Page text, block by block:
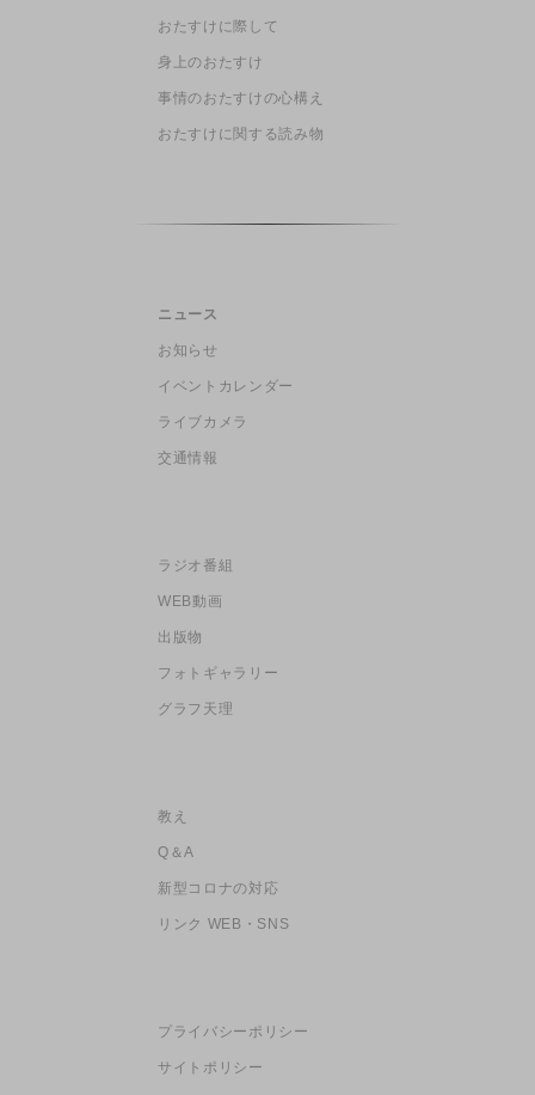
おたすけに際して
身上のおたすけ
事情のおたすけの心構え
おたすけに関する読み物
ニュース
お知らせ
イベントカレンダー
ライブカメラ
交通情報
ラジオ番組
WEB動画
出版物
フォトギャラリー
グラフ天理
教え
Q＆A
新型コロナの対応
リンク WEB・SNS
プライバシーポリシー
サイトポリシー